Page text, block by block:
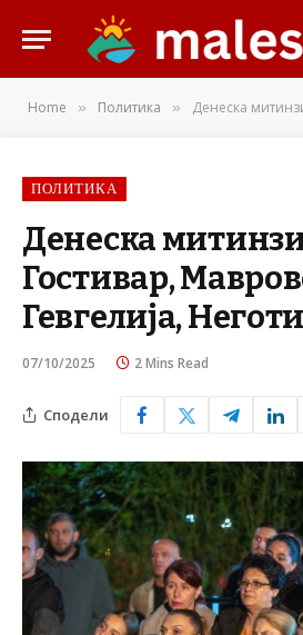
Home » Политика » Денеска митинзи во
ПОЛИТИКА
Денеска
Гостивар,
Гевгелија,
07/10/2025 2 Mins Read
Сподели